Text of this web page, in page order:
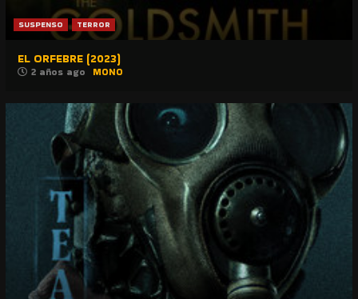
SUSPENSO TERROR
EL ORFEBRE (2023)
2 años ago MONO